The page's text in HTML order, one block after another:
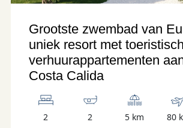
Grootste zwembad van
uniek resort met
verhuurappartementen
Costa Calida
2 2 5 km 80